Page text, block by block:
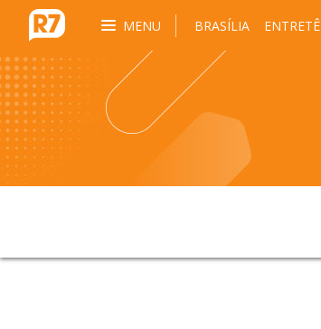
MENU BRASÍLIA ENTRETÊ